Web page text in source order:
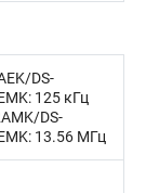
DS-
125 кГц
DS-
13.56 МГц